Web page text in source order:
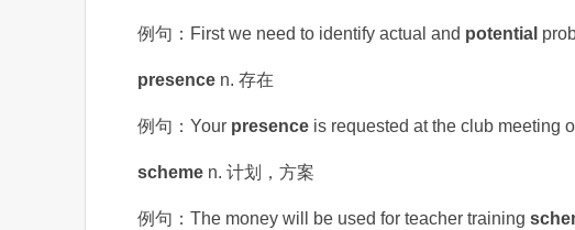
例句：First we need to identify actual and potential
presence n. 存在
例句：Your presence is requested at the club meeting
scheme n. 计划，方案
例句：The money will be used for teacher training